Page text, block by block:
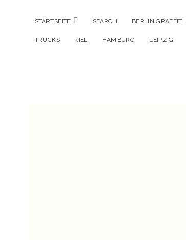
STARTSEITE Menü
SEARCH BERLIN GRAFFITI
TRUCKS KIEL HAMBURG LEIPZIG